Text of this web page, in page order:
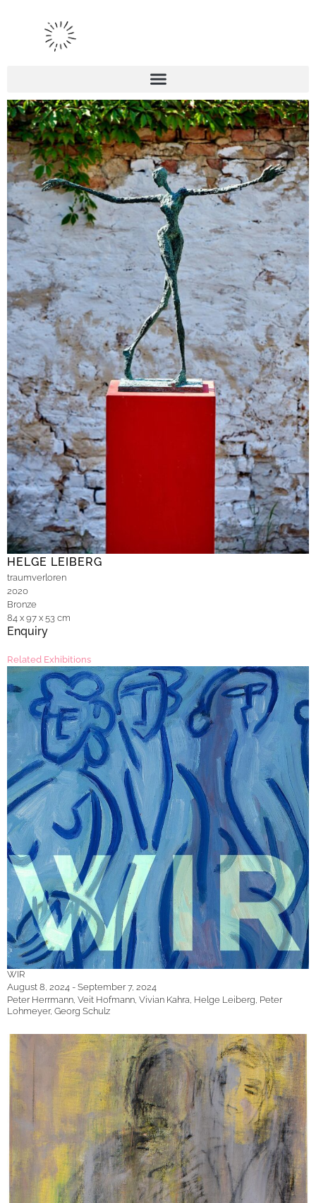
HELGE LEIBERG
traumverloren
2020
Bronze
84 x 97 x 53 cm
Enquiry
Related Exhibitions
WIR
August 8, 2024 - September 7, 2024
Peter Herrmann, Veit Hofmann, Vivian Kahra, Helge Leiberg, Peter
Lohmeyer, Georg Schulz